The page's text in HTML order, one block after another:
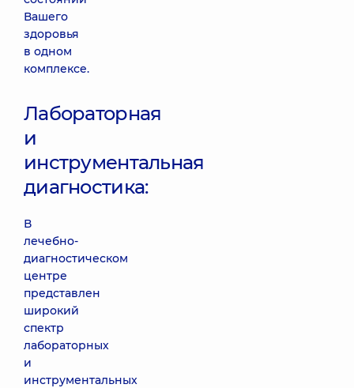
Вашего
здоровья
в одном
комплексе.
Лабораторная
и
инструментальная
диагностика:
В
лечебно-
диагностическом
центре
представлен
широкий
спектр
лабораторных
и
инструментальных